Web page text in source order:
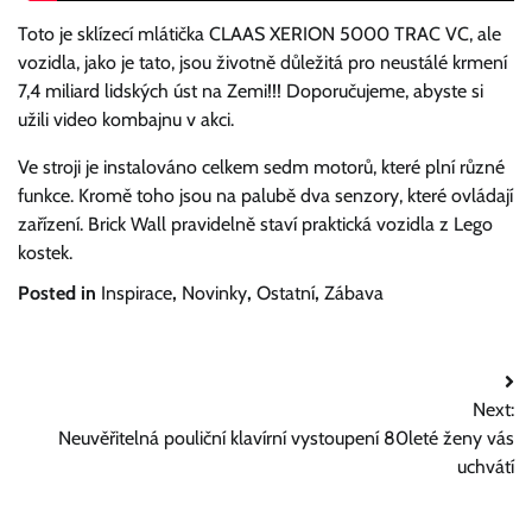
Toto je sklízecí mlátička CLAAS XERION 5000 TRAC VC, ale
vozidla, jako je tato, jsou životně důležitá pro neustálé krmení
7,4 miliard lidských úst na Zemi!!! Doporučujeme, abyste si
užili video kombajnu v akci.
Ve stroji je instalováno celkem sedm motorů, které plní různé
funkce. Kromě toho jsou na palubě dva senzory, které ovládají
zařízení. Brick Wall pravidelně staví praktická vozidla z Lego
kostek.
Posted in Inspirace, Novinky, Ostatní, Zábava
Next:
Neuvěřitelná pouliční klavírní vystoupení 80leté ženy vás
uchvátí